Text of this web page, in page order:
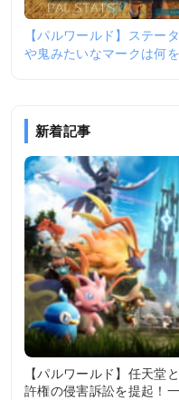
【パルワールド】ステー
や鬼みたいなマークは何
新着記事
【パルワールド】任天堂
許権の侵害訴訟を提起！